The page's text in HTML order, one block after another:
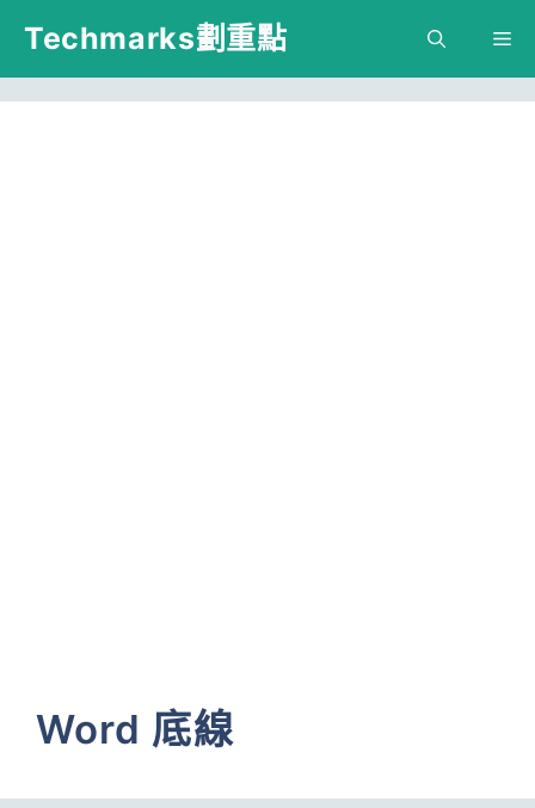
跳
主
Techmarks劃重點
Word 底線